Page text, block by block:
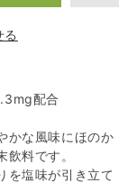
る
配合
かな風味にほのか
料です。
を塩味が引き立て